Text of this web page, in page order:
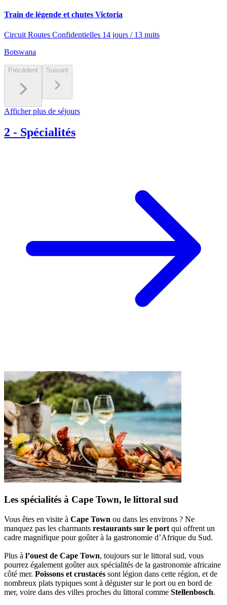
Train de légende et chutes Victoria
Circuit Routes Confidentielles 14 jours / 13 nuits
Botswana
Précédent Suivant
Afficher plus de séjours
2 - Spécialités
Les spécialités à Cape Town, le littoral sud
Vous êtes en visite à Cape Town ou dans les environs ? Ne
manquez pas les charmants restaurants sur le port qui offrent un
cadre magnifique pour goûter à la gastronomie d’Afrique du Sud.
Plus à l’ouest de Cape Town, toujours sur le littoral sud, vous
pourrez également goûter aux spécialités de la gastronomie africaine
côté mer. Poissons et crustacés sont légion dans cette région, et de
nombreux plats typiques sont à déguster sur le port ou en bord de
mer, voire dans des villes proches du littoral comme Stellenbosch.